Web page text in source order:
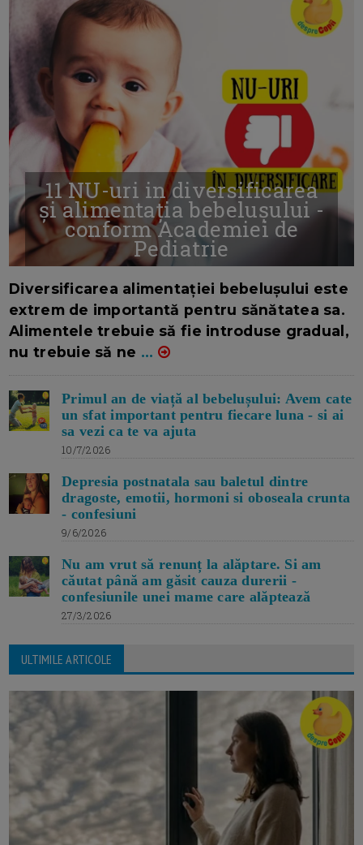
11 NU-uri in diversificarea
și alimentația bebelușului -
conform Academiei de
Pediatrie
Diversificarea alimentației bebelușului este
extrem de importantă pentru sănătatea sa.
Alimentele trebuie să fie introduse gradual,
nu trebuie să ne ...
Primul an de viață al bebelușului: Avem cate
un sfat important pentru fiecare luna - si ai
sa vezi ca te va ajuta
10/7/2026
Depresia postnatala sau baletul dintre
dragoste, emotii, hormoni si oboseala crunta
- confesiuni
9/6/2026
Nu am vrut să renunț la alăptare. Si am
căutat până am găsit cauza durerii -
confesiunile unei mame care alăptează
27/3/2026
ULTIMILE ARTICOLE